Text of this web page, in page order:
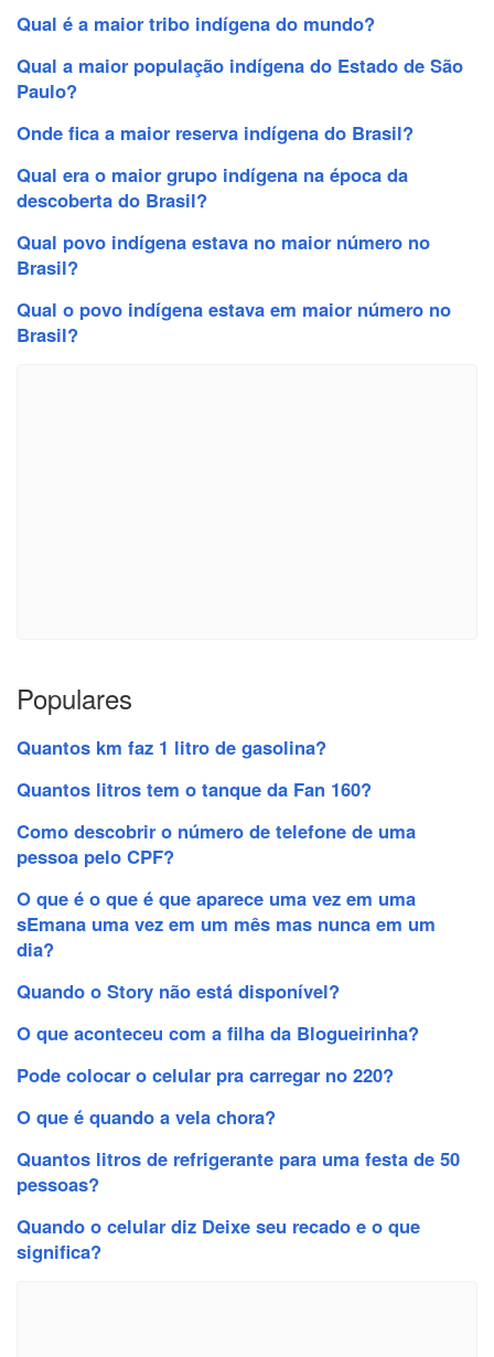
Qual é a maior tribo indígena do mundo?
Qual a maior população indígena do Estado de São
Paulo?
Onde fica a maior reserva indígena do Brasil?
Qual era o maior grupo indígena na época da
descoberta do Brasil?
Qual povo indígena estava no maior número no
Brasil?
Qual o povo indígena estava em maior número no
Brasil?
Populares
Quantos km faz 1 litro de gasolina?
Quantos litros tem o tanque da Fan 160?
Como descobrir o número de telefone de uma
pessoa pelo CPF?
O que é o que é que aparece uma vez em uma
sEmana uma vez em um mês mas nunca em um
dia?
Quando o Story não está disponível?
O que aconteceu com a filha da Blogueirinha?
Pode colocar o celular pra carregar no 220?
O que é quando a vela chora?
Quantos litros de refrigerante para uma festa de 50
pessoas?
Quando o celular diz Deixe seu recado e o que
significa?